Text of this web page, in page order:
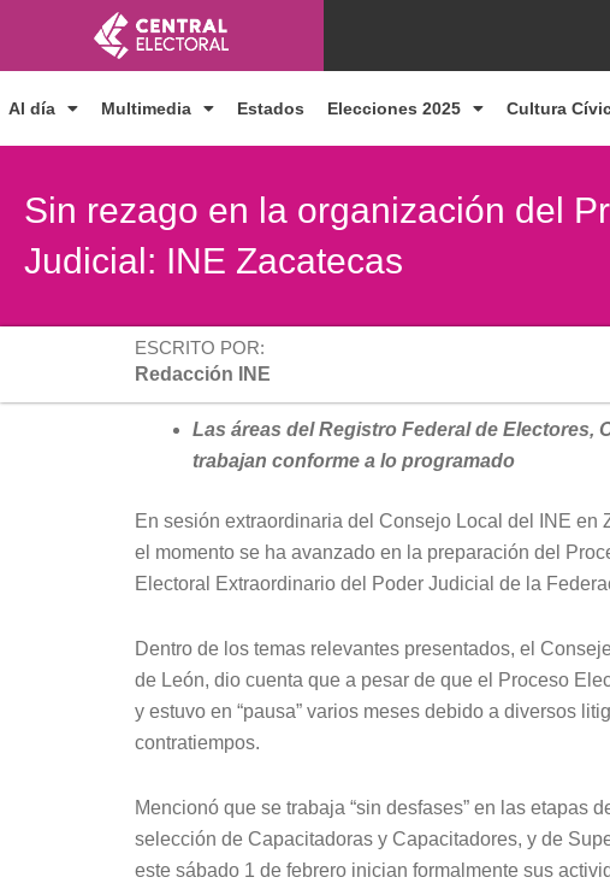
contenido
Al día Multimedia Estados Elecciones 2025 Cultura
Sin rezago en la organización del
Judicial: INE Zacatecas
ESCRITO POR:
Redacción INE
Las áreas del Registro Federal de Electores,
trabajan conforme a lo programado
En sesión extraordinaria del Consejo Local del INE
el momento se ha avanzado en la preparación del
Electoral Extraordinario del Poder Judicial de la
Dentro de los temas relevantes presentados, el
de León, dio cuenta que a pesar de que el Proceso
y estuvo en “pausa” varios meses debido a diversos
contratiempos.
Mencionó que se trabaja “sin desfases” en las etapas
selección de Capacitadoras y Capacitadores, y de
este sábado 1 de febrero inician formalmente sus